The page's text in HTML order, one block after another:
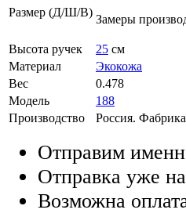
Размер (Д/Ш/В)
Замеры
Высота ручек 25 см
Материал
Экокожа
Вес
0.478
Модель
188
Производство
Россия.
Отправим
Отправка уже
Возможна